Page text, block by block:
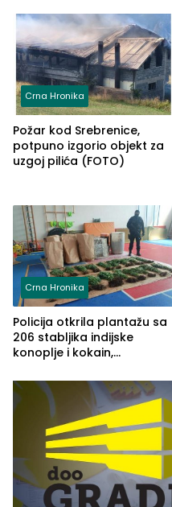
Crna Hronika
Požar kod Srebrenice,
potpuno izgorio objekt za
uzgoj pilića (FOTO)
Crna Hronika
Policija otkrila plantažu sa
206 stabljika indijske
konoplje i kokain,
(FOTO)